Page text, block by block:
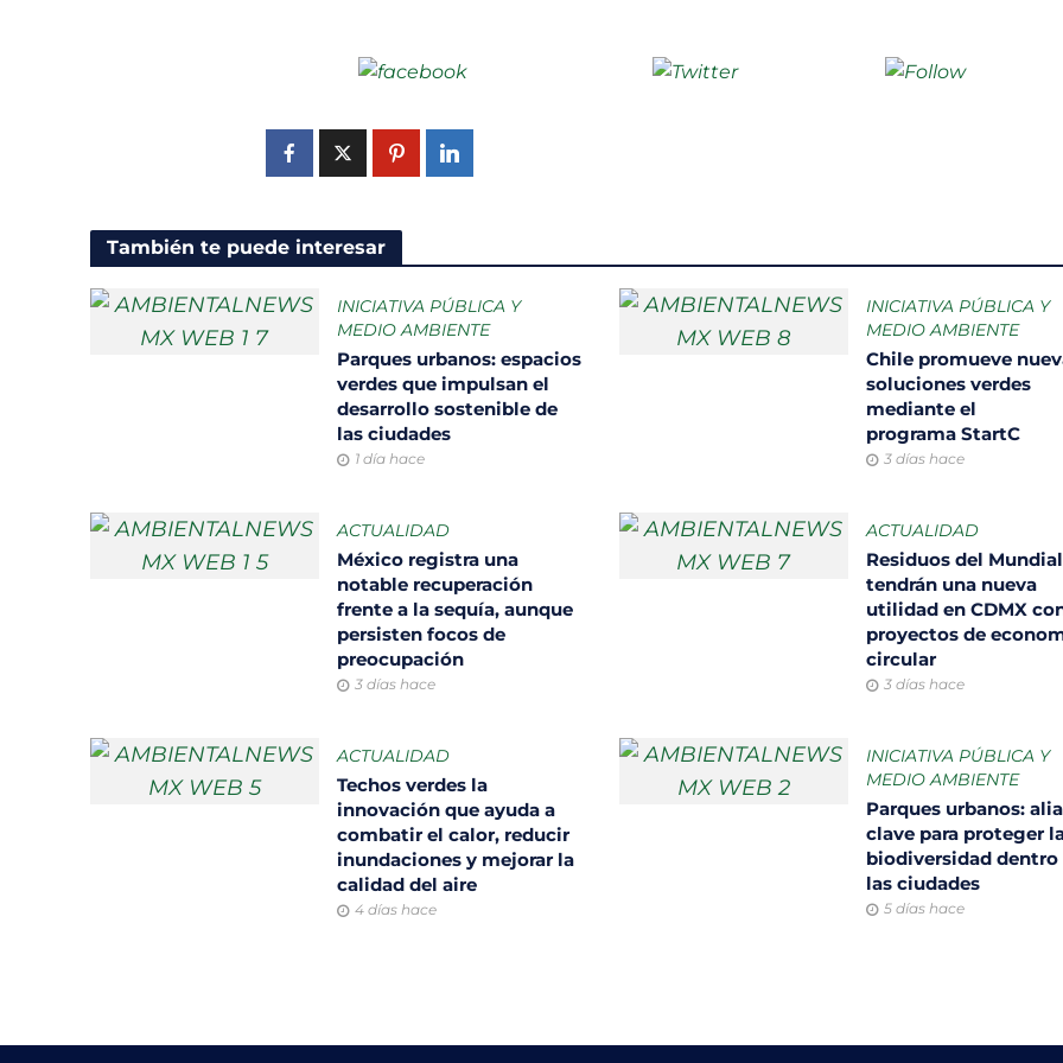
También te puede interesar
INICIATIVA PÚBLICA Y
MEDIO AMBIENTE
Parques urbanos: espacios
verdes que impulsan el
desarrollo sostenible de
las ciudades
1 día hace
INICIATIVA PÚBLICA Y
MEDIO AMBIENTE
Chile promueve
soluciones verdes
mediante el
programa StartC
3 días hace
ACTUALIDAD
México registra una
notable recuperación
frente a la sequía, aunque
persisten focos de
preocupación
3 días hace
ACTUALIDAD
Residuos del
tendrán una nueva
utilidad en CDMX
proyectos de
circular
3 días hace
ACTUALIDAD
Techos verdes la
innovación que ayuda a
combatir el calor, reducir
inundaciones y mejorar la
calidad del aire
4 días hace
INICIATIVA PÚBLICA Y
MEDIO AMBIENTE
Parques urbanos:
clave para proteger
biodiversidad dentro
las ciudades
5 días hace